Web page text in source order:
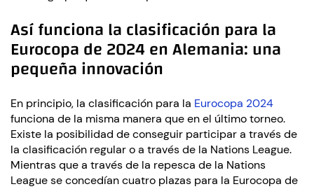
Así funciona la clasificación para la
Eurocopa de 2024 en Alemania: una
pequeña innovación
En principio, la clasificación para la Eurocopa 2024
funciona de la misma manera que en el último torneo.
Existe la posibilidad de conseguir participar a través de
la clasificación regular o a través de la Nations League.
Mientras que a través de la repesca de la Nations
League se concedían cuatro plazas para la Eurocopa de